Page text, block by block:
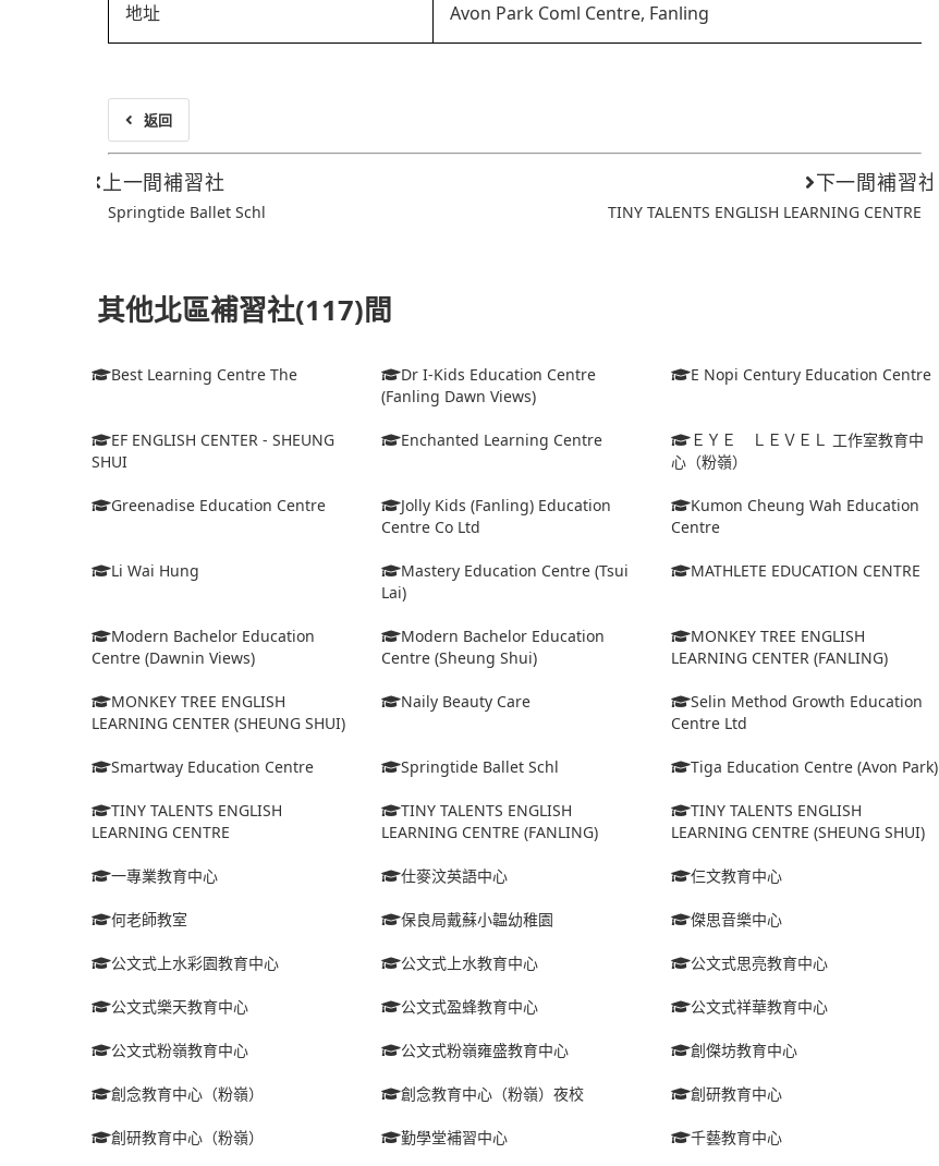
地址 Avon Park Coml Centre, Fanling
返回
上一間補習社
Springtide Ballet Schl
下一間補習社
TINY TALENTS ENGLISH LEARNING CENTRE
其他北區補習社(117)間
Best Learning Centre The
Dr I-Kids Education Centre
(Fanling Dawn Views)
E Nopi Century Education Centre
EF ENGLISH CENTER - SHEUNG
SHUI
Enchanted Learning Centre
ＥＹＥ ＬＥＶＥＬ 工作室教育中
心（粉嶺）
Greenadise Education Centre
Jolly Kids (Fanling) Education
Centre Co Ltd
Kumon Cheung Wah Education
Centre
Li Wai Hung
Mastery Education Centre (Tsui
Lai)
MATHLETE EDUCATION CENTRE
Modern Bachelor Education
Centre (Dawnin Views)
Modern Bachelor Education
Centre (Sheung Shui)
MONKEY TREE ENGLISH
LEARNING CENTER (FANLING)
MONKEY TREE ENGLISH
LEARNING CENTER (SHEUNG SHUI)
Naily Beauty Care
Selin Method Growth Education
Centre Ltd
Smartway Education Centre Springtide Ballet Schl Tiga Education Centre (Avon Park)
TINY TALENTS ENGLISH
LEARNING CENTRE
TINY TALENTS ENGLISH
LEARNING CENTRE (FANLING)
TINY TALENTS ENGLISH
LEARNING CENTRE (SHEUNG SHUI)
一專業教育中心 仕麥汶英語中心 仨文教育中心
何老師教室 保良局戴蘇小韞幼稚園 傑思音樂中心
公文式上水彩園教育中心 公文式上水教育中心 公文式思亮教育中心
公文式樂天教育中心 公文式盈蜂教育中心 公文式祥華教育中心
公文式粉嶺教育中心 公文式粉嶺雍盛教育中心 創傑坊教育中心
創念教育中心（粉嶺） 創念教育中心（粉嶺）夜校 創研教育中心
創研教育中心（粉嶺） 勤學堂補習中心 千藝教育中心